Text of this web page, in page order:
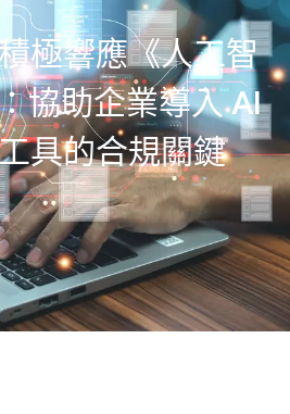
極響應《人工智
協助企業導入 AI
具的合規關鍵